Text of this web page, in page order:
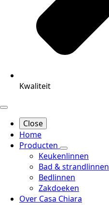
Kwaliteit
Close
Home
Producten
Keukenlinnen
Bad & strandlinnen
Bedlinnen
Zakdoeken
Over Casa Chiara